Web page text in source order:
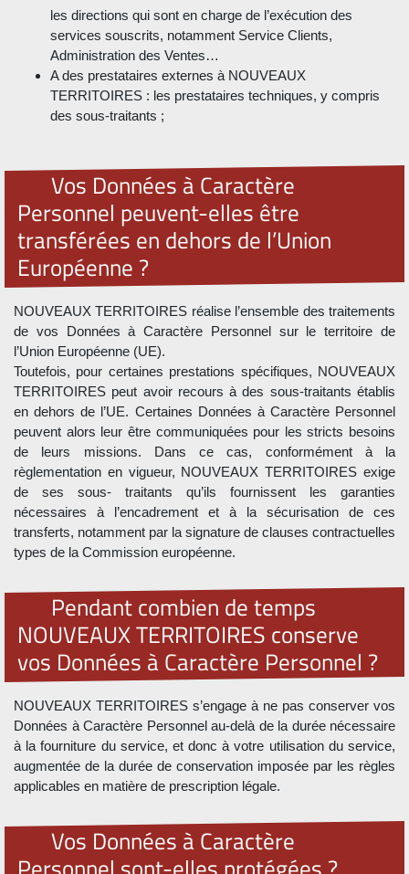
les directions qui sont en charge de l’exécution des
services souscrits, notamment Service Clients,
Administration des Ventes…
A des prestataires externes à NOUVEAUX
TERRITOIRES : les prestataires techniques, y compris
des sous-traitants ;
Vos Données à Caractère
Personnel peuvent-elles être
transférées en dehors de l’Union
Européenne ?
NOUVEAUX TERRITOIRES réalise l’ensemble des traitements
de vos Données à Caractère Personnel sur le territoire de
l’Union Européenne (UE).
Toutefois, pour certaines prestations spécifiques, NOUVEAUX
TERRITOIRES peut avoir recours à des sous-traitants établis
en dehors de l’UE. Certaines Données à Caractère Personnel
peuvent alors leur être communiquées pour les stricts besoins
de leurs missions. Dans ce cas, conformément à la
règlementation en vigueur, NOUVEAUX TERRITOIRES exige
de ses sous- traitants qu’ils fournissent les garanties
nécessaires à l’encadrement et à la sécurisation de ces
transferts, notamment par la signature de clauses contractuelles
types de la Commission européenne.
Pendant combien de temps
NOUVEAUX TERRITOIRES conserve
vos Données à Caractère Personnel ?
NOUVEAUX TERRITOIRES s’engage à ne pas conserver vos
Données à Caractère Personnel au-delà de la durée nécessaire
à la fourniture du service, et donc à votre utilisation du service,
augmentée de la durée de conservation imposée par les règles
applicables en matière de prescription légale.
Vos Données à Caractère